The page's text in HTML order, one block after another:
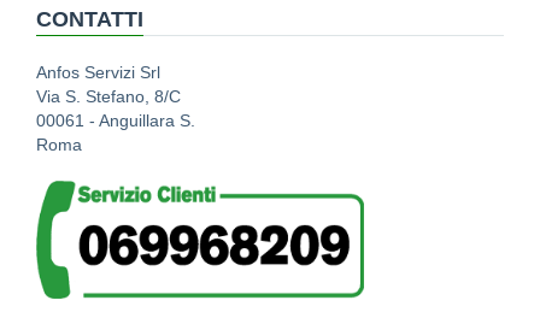
CONTATTI
Anfos Servizi Srl
Via S. Stefano, 8/C
00061 - Anguillara S.
Roma